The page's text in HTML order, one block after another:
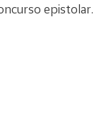
epistolar.